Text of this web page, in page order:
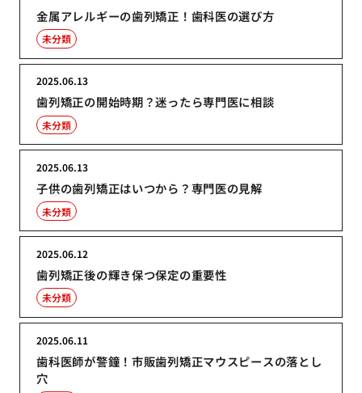
金属アレルギーの歯列矯正！歯科医の選び方
未分類
歯列矯正の開始時期？迷ったら専門医に相談
2025.06.13
未分類
子供の歯列矯正はいつから？専門医の見解
2025.06.13
未分類
歯列矯正後の輝き保つ保定の重要性
2025.06.12
未分類
歯科医師が警鐘！市販歯列矯正マウスピースの落とし
穴
2025.06.11